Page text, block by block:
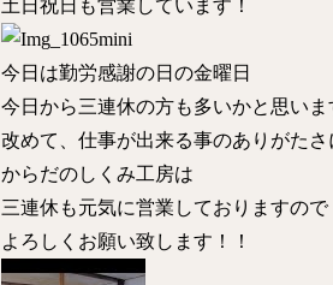
土日祝日も営業しています！
今日は勤労感謝の日の金曜日
今日から三連休の方も多いかと思いま
改めて、仕事が出来る事のありがたさ
からだのしくみ工房は
三連休も元気に営業しておりますので
よろしくお願い致します！！